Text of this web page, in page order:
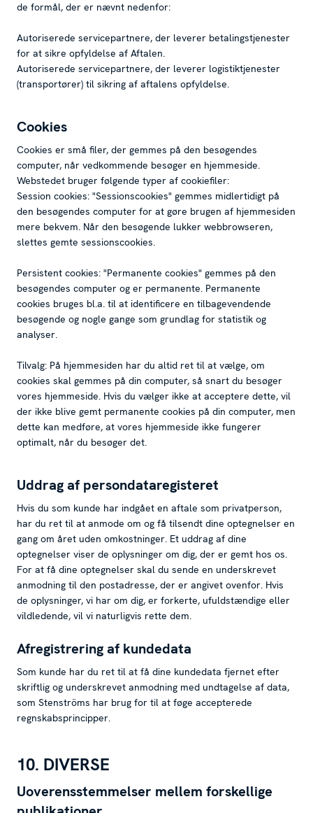
de formål, der er nævnt nedenfor:
Autoriserede servicepartnere, der leverer betalingstjenester
for at sikre opfyldelse af Aftalen.
Autoriserede servicepartnere, der leverer logistiktjenester
(transportører) til sikring af aftalens opfyldelse.
Cookies
Cookies er små filer, der gemmes på den besøgendes
computer, når vedkommende besøger en hjemmeside.
Webstedet bruger følgende typer af cookiefiler:
Session cookies: "Sessionscookies" gemmes midlertidigt på
den besøgendes computer for at gøre brugen af hjemmesiden
mere bekvem. Når den besøgende lukker webbrowseren,
slettes gemte sessionscookies.
Persistent cookies: "Permanente cookies" gemmes på den
besøgendes computer og er permanente. Permanente
cookies bruges bl.a. til at identificere en tilbagevendende
besøgende og nogle gange som grundlag for statistik og
analyser.
Tilvalg: På hjemmesiden har du altid ret til at vælge, om
cookies skal gemmes på din computer, så snart du besøger
vores hjemmeside. Hvis du vælger ikke at acceptere dette, vil
der ikke blive gemt permanente cookies på din computer, men
dette kan medføre, at vores hjemmeside ikke fungerer
optimalt, når du besøger det.
Uddrag af persondataregisteret
Hvis du som kunde har indgået en aftale som privatperson,
har du ret til at anmode om og få tilsendt dine optegnelser en
gang om året uden omkostninger. Et uddrag af dine
optegnelser viser de oplysninger om dig, der er gemt hos os.
For at få dine optegnelser skal du sende en underskrevet
anmodning til den postadresse, der er angivet ovenfor. Hvis
de oplysninger, vi har om dig, er forkerte, ufuldstændige eller
vildledende, vil vi naturligvis rette dem.
Afregistrering af kundedata
Som kunde har du ret til at få dine kundedata fjernet efter
skriftlig og underskrevet anmodning med undtagelse af data,
som Stenströms har brug for til at føge accepterede
regnskabsprincipper.
10. DIVERSE
Uoverensstemmelser mellem forskellige